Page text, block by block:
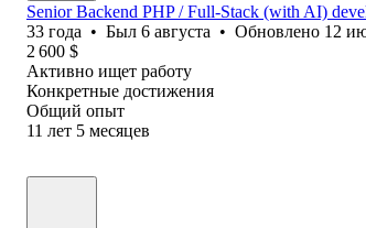
Senior Backend PHP / Full-Stack (with AI)
33 года • Был 6 августа • Обновлено 12
2 600 $
Активно ищет работу
Конкретные достижения
Общий опыт
11 лет 5 месяцев